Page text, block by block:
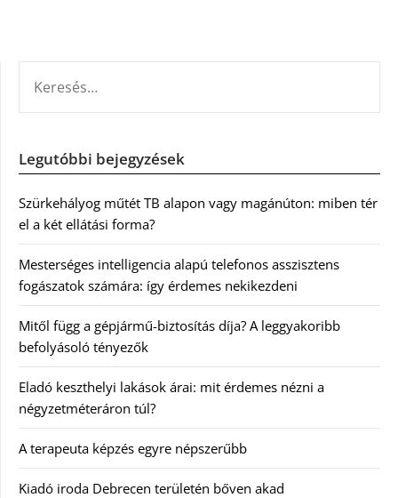
Legutóbbi bejegyzések
Szürkehályog műtét TB alapon vagy magánúton: miben tér
el a két ellátási forma?
Mesterséges intelligencia alapú telefonos asszisztens
fogászatok számára: így érdemes nekikezdeni
Mitől függ a gépjármű-biztosítás díja? A leggyakoribb
befolyásoló tényezők
Eladó keszthelyi lakások árai: mit érdemes nézni a
négyzetméteráron túl?
A terapeuta képzés egyre népszerűbb
Kiadó iroda Debrecen területén bőven akad